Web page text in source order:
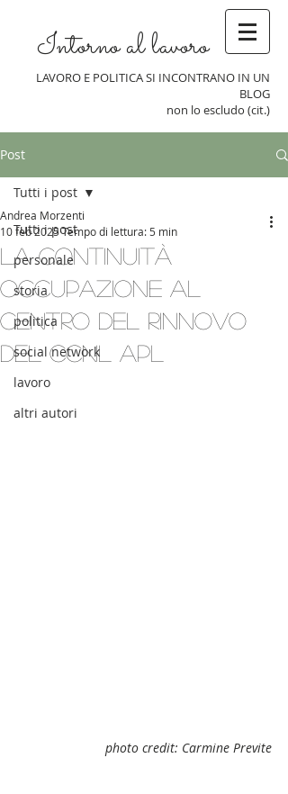
Intorno al lavoro
LAVORO E POLITICA SI INCONTRANO IN UN
BLOG
non lo escludo (cit.)
Post
Tutti i post
personale
storia
politica
social network
lavoro
altri autori
Tutti i post
La continuità
occupazione al
centro del Rinnovo
del CCNL ApL
Andrea Morzenti
10 feb 2025 Tempo di lettura: 5 min
photo credit: Carmine Previte